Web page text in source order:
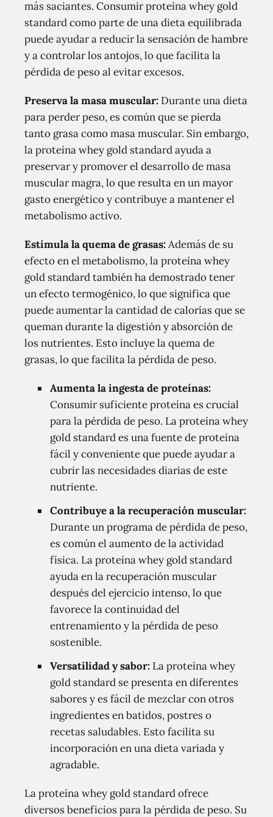
más saciantes. Consumir proteína whey gold
standard como parte de una dieta equilibrada
puede ayudar a reducir la sensación de hambre
y a controlar los antojos, lo que facilita la
pérdida de peso al evitar excesos.
Preserva la masa muscular: Durante una dieta
para perder peso, es común que se pierda
tanto grasa como masa muscular. Sin embargo,
la proteína whey gold standard ayuda a
preservar y promover el desarrollo de masa
muscular magra, lo que resulta en un mayor
gasto energético y contribuye a mantener el
metabolismo activo.
Estimula la quema de grasas:Además de su
efecto en el metabolismo, la proteína whey
gold standard también ha demostrado tener
un efecto termogénico, lo que significa que
puede aumentar la cantidad de calorías que se
queman durante la digestión y absorción de
los nutrientes. Esto incluye la quema de
grasas, lo que facilita la pérdida de peso.
Aumenta la ingesta de proteínas:
Consumir suficiente proteína es crucial
para la pérdida de peso. La proteína whey
gold standard es una fuente de proteína
fácil y conveniente que puede ayudar a
cubrir las necesidades diarias de este
nutriente.
Contribuye a la recuperación muscular:
Durante un programa de pérdida de peso,
es común el aumento de la actividad
física. La proteína whey gold standard
ayuda en la recuperación muscular
después del ejercicio intenso, lo que
favorece la continuidad del
entrenamiento y la pérdida de peso
sostenible.
Versatilidad y sabor: La proteína whey
gold standard se presenta en diferentes
sabores y es fácil de mezclar con otros
ingredientes en batidos, postres o
recetas saludables. Esto facilita su
incorporación en una dieta variada y
agradable.
La proteína whey gold standard ofrece
diversos beneficios para la pérdida de peso. Su